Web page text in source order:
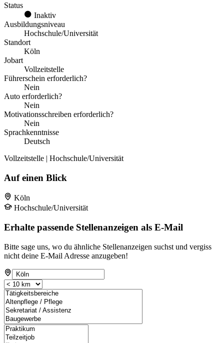
Status
Inaktiv
Ausbildungsniveau
Hochschule/Universität
Standort
Köln
Jobart
Vollzeitstelle
Führerschein erforderlich?
Nein
Auto erforderlich?
Nein
Motivationsschreiben erforderlich?
Nein
Sprachkenntnisse
Deutsch
Vollzeitstelle | Hochschule/Universität
Auf einen Blick
Köln
Hochschule/Universität
Erhalte passende Stellenanzeigen als E-Mail
Bitte sage uns, wo du ähnliche Stellenanzeigen suchst und vergiss
nicht deine E-Mail Adresse anzugeben!